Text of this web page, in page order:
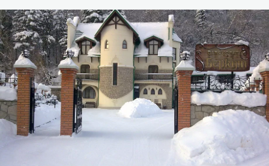
Что привезти (сувениры)
О регионе
Коллекция впечатлений
Другие рубрики